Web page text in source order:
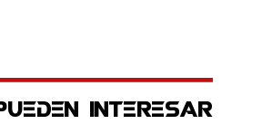
INTERESAR